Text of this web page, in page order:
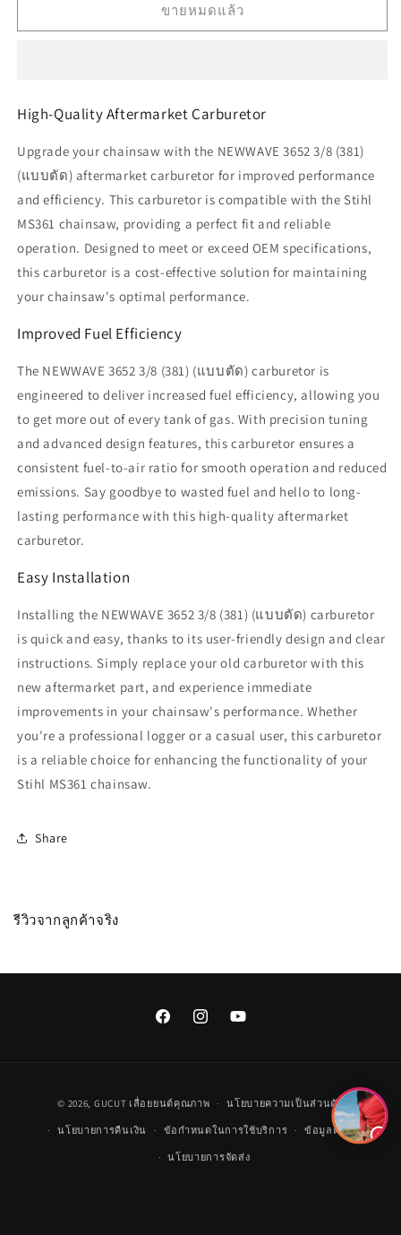
โซ่
3/8
(แบบ
สำหรับ
โซ่
3/8
ขายหมดแล้ว
High-Quality Aftermarket Carburetor
Upgrade your chainsaw with the NEWWAVE 3652 3/8 (381)
(แบบตัด) aftermarket carburetor for improved performance
and efficiency. This carburetor is compatible with the Stihl
MS361 chainsaw, providing a perfect fit and reliable
operation. Designed to meet or exceed OEM specifications,
this carburetor is a cost-effective solution for maintaining
your chainsaw's optimal performance.
Improved Fuel Efficiency
The NEWWAVE 3652 3/8 (381) (แบบตัด) carburetor is
engineered to deliver increased fuel efficiency, allowing you
to get more out of every tank of gas. With precision tuning
and advanced design features, this carburetor ensures a
consistent fuel-to-air ratio for smooth operation and reduced
emissions. Say goodbye to wasted fuel and hello to long-
lasting performance with this high-quality aftermarket
carburetor.
Easy Installation
Installing the NEWWAVE 3652 3/8 (381) (แบบตัด) carburetor
is quick and easy, thanks to its user-friendly design and clear
instructions. Simply replace your old carburetor with this
new aftermarket part, and experience immediate
improvements in your chainsaw's performance. Whether
you're a professional logger or a casual user, this carburetor
is a reliable choice for enhancing the functionality of your
Stihl MS361 chainsaw.
Share
รีวิวจากลูกค้าจริง
FacebookInstagramYouTube
การ
ชำระ
เงิน
© 2026, GUCUT เลื่อยยนต์คุณภาพ นโยบายความเป็นส่วนตัว
นโยบายการคืนเงิน ข้อกำหนดในการใช้บริการ ข้อมูลติดต่อ
นโยบายการจัดส่ง